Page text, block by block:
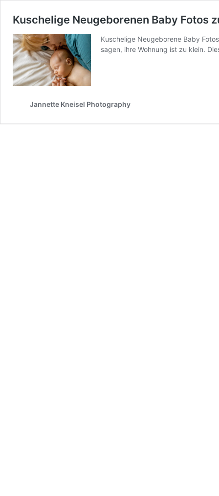
Kuschelige Neugeborenen Baby Fotos
Kuschelige Neugeborene Baby
sagen, ihre Wohnung ist zu klein.
Jannette Kneisel Photography